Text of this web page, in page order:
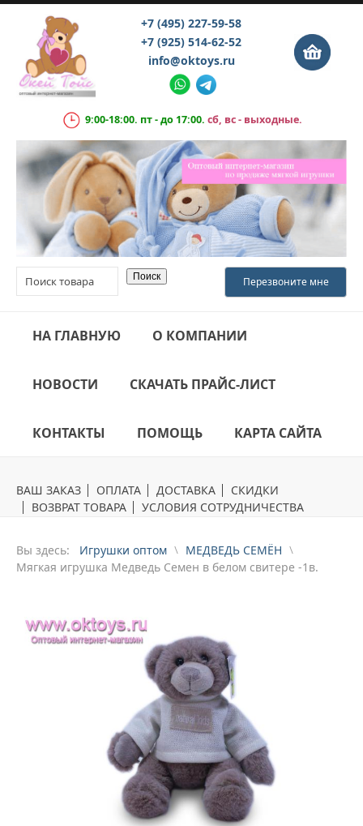
+7 (495) 227-59-58
+7 (925) 514-62-52
info@oktoys.ru
9:00-18:00. пт - до 17:00. сб, вс - выходные.
НА ГЛАВНУЮ О КОМПАНИИ
НОВОСТИ СКАЧАТЬ ПРАЙС-ЛИСТ
КОНТАКТЫ ПОМОЩЬ КАРТА САЙТА
ВАШ ЗАКАЗ ОПЛАТА ДОСТАВКА
СКИДКИ
ВОЗВРАТ ТОВАРА
УСЛОВИЯ СОТРУДНИЧЕСТВА
Вы здесь: Игрушки оптом
МЕДВЕДЬ СЕМЁН
Mягкая игрушка Медведь Семен в белом свитере -1в.